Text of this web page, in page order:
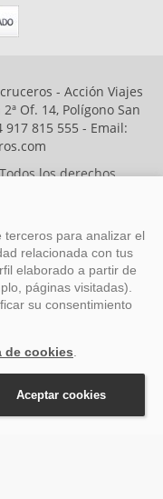
- Acción Viajes
Of. 14, Polígono San
917 815 555 - Email:
los derechos
Europeo de Desarrollo
de las pymes
tecnológico, la
del ciberespacio. Gracias a
un Plan de Acción
empresarial,
Para ello, ha contado con el